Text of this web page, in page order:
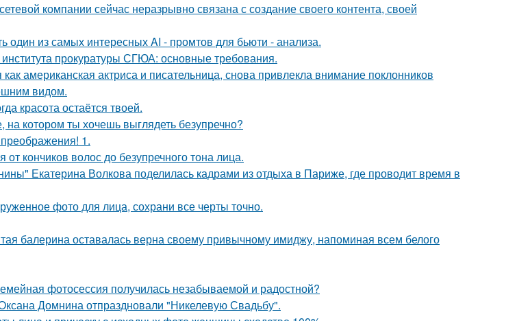
компании сейчас неразрывно связана с создание своего контента, своей
один из самых интересных AI - промтов для бьюти - анализа.
прокуратуры СГЮА: основные требования.
как американская актриса и писательница, снова привлекла внимание поклонников
видом.
красота остаётся твоей.
котором ты хочешь выглядеть безупречно?
1.
кончиков волос до безупречного тона лица.
Екатерина Волкова поделилась кадрами из отдыха в Париже, где проводит время в
фото для лица, сохрани все черты точно.
балерина оставалась верна своему привычному имиджу, напоминая всем белого
фотосессия получилась незабываемой и радостной?
Домнина отпраздновали "Никелевую Свадьбу".